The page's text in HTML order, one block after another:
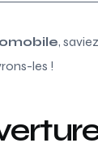
,
les !